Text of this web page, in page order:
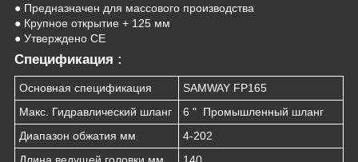
● Предназначен для массового производства
● Крупное открытие + 125 мм
● Утверждено CE
Спецификация :
Основная спецификация
SAMWAY FP165
Макс. Гидравлический шланг
6 " Промышленный шланг
Диапазон обжатия мм
4-202